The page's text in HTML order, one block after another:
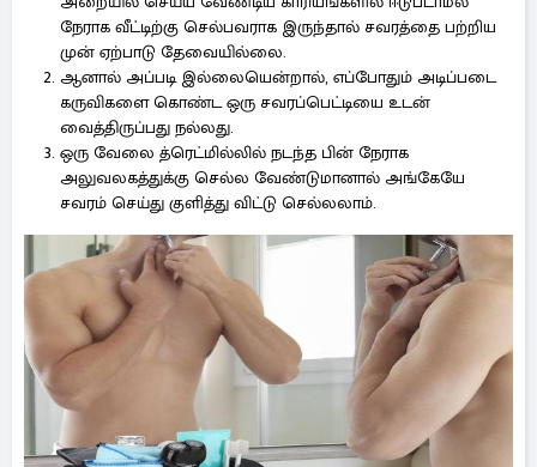
நேராக வீட்டிற்கு செல்பவராக இருந்தால் சவரத்தை பற்றிய
முன் ஏற்பாடு தேவையில்லை.
ஆனால் அப்படி இல்லையென்றால், எப்போதும் அடிப்படை
கருவிகளை கொண்ட ஒரு சவரப்பெட்டியை உடன்
வைத்திருப்பது நல்லது.
ஒரு வேலை த்ரெட்மில்லில் நடந்த பின் நேராக
அலுவலகத்துக்கு செல்ல வேண்டுமானால் அங்கேயே
சவரம் செய்து குளித்து விட்டு செல்லலாம்.